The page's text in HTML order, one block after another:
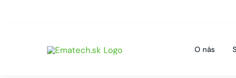
O nás